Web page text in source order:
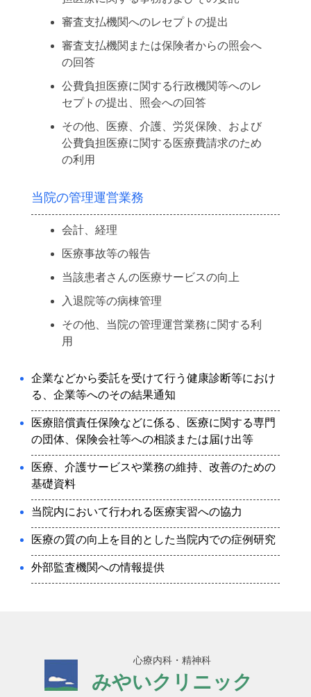
審査支払機関へのレセプトの提出
審査支払機関または保険者からの照会へ
の回答
公費負担医療に関する行政機関等へのレ
セプトの提出、照会への回答
その他、医療、介護、労災保険、および
公費負担医療に関する医療費請求のため
の利用
当院の管理運営業務
会計、経理
医療事故等の報告
当該患者さんの医療サービスの向上
入退院等の病棟管理
その他、当院の管理運営業務に関する利
用
企業などから委託を受けて行う健康診断等におけ
る、企業等へのその結果通知
医療賠償責任保険などに係る、医療に関する専門
の団体、保険会社等への相談または届け出等
医療、介護サービスや業務の維持、改善のための
基礎資料
当院内において行われる医療実習への協力
医療の質の向上を目的とした当院内での症例研究
外部監査機関への情報提供
心療内科・精神科
みやいクリニック